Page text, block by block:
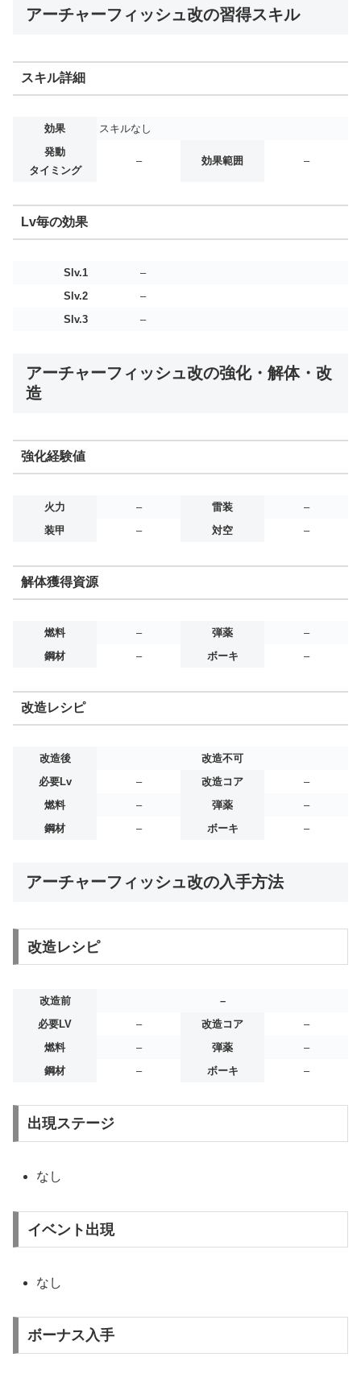
アーチャーフィッシュ改の習得スキル
スキル詳細
効果
スキルなし
発動
タイミング
– 効果範囲 –
Lv毎の効果
Slv.1
–
Slv.2
–
Slv.3
–
アーチャーフィッシュ改の強化・解体・改
造
強化経験値
火力 – 雷装
–
装甲
– 対空 –
解体獲得資源
燃料 – 弾薬
–
鋼材
– ボーキ –
改造レシピ
改造後
改造不可
必要Lv
– 改造コア
–
燃料
– 弾薬
–
鋼材
– ボーキ –
アーチャーフィッシュ改の入手方法
改造レシピ
改造前
–
必要LV
– 改造コア
–
燃料
– 弾薬
–
鋼材
– ボーキ –
出現ステージ
なし
イベント出現
なし
ボーナス入手